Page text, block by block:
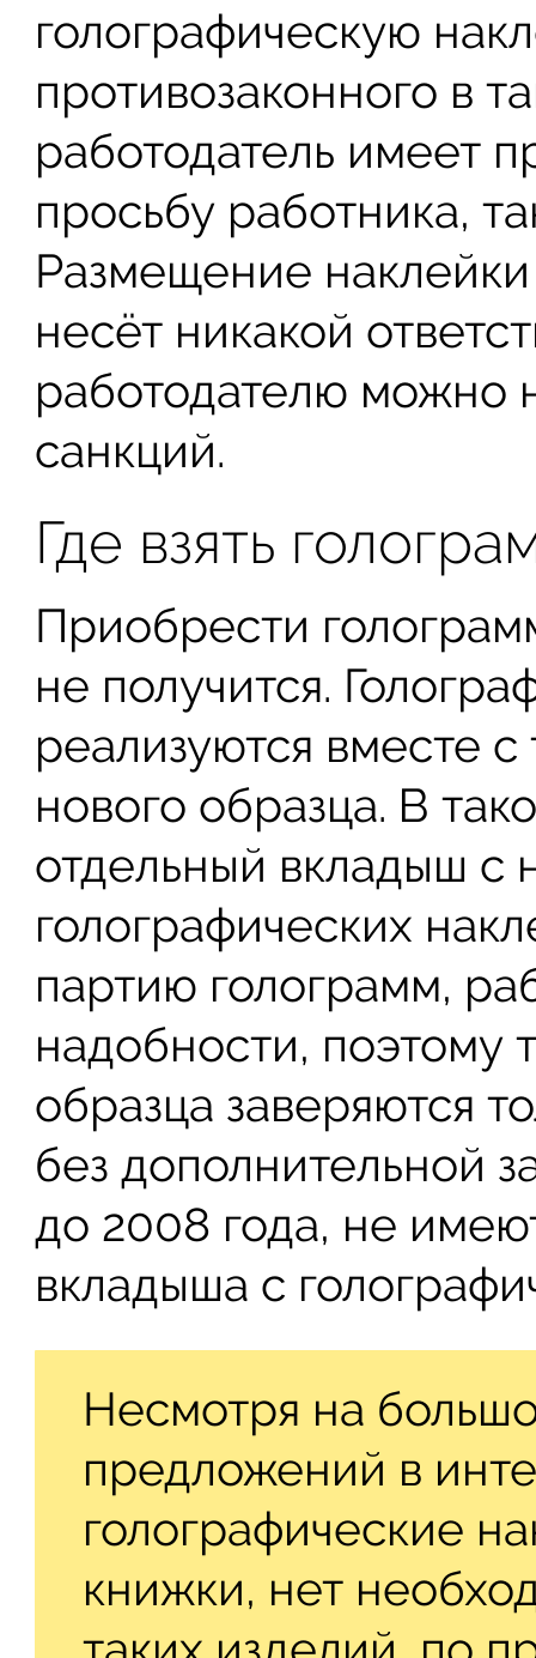
голографическую
противозаконного в
работодатель имеет
просьбу работника,
Размещение
несёт никакой
работодателю можно
санкций.
Где взять
Приобрести
не получится.
реализуются вместе
нового образца. В
отдельный вкладыш с
голографических
партию голограмм,
надобности, поэтому
образца заверяются
без дополнительной
до 2008 года, не
вкладыша с
Несмотря на
предложений в
голографические
книжки, нет